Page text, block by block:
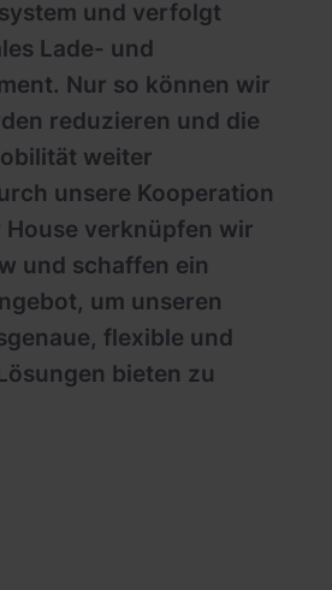
und verfolgt
Lade- und
Nur so können wir
reduzieren und die
weiter
unsere Kooperation
verknüpfen wir
und schaffen ein
um unseren
flexible und
bieten zu